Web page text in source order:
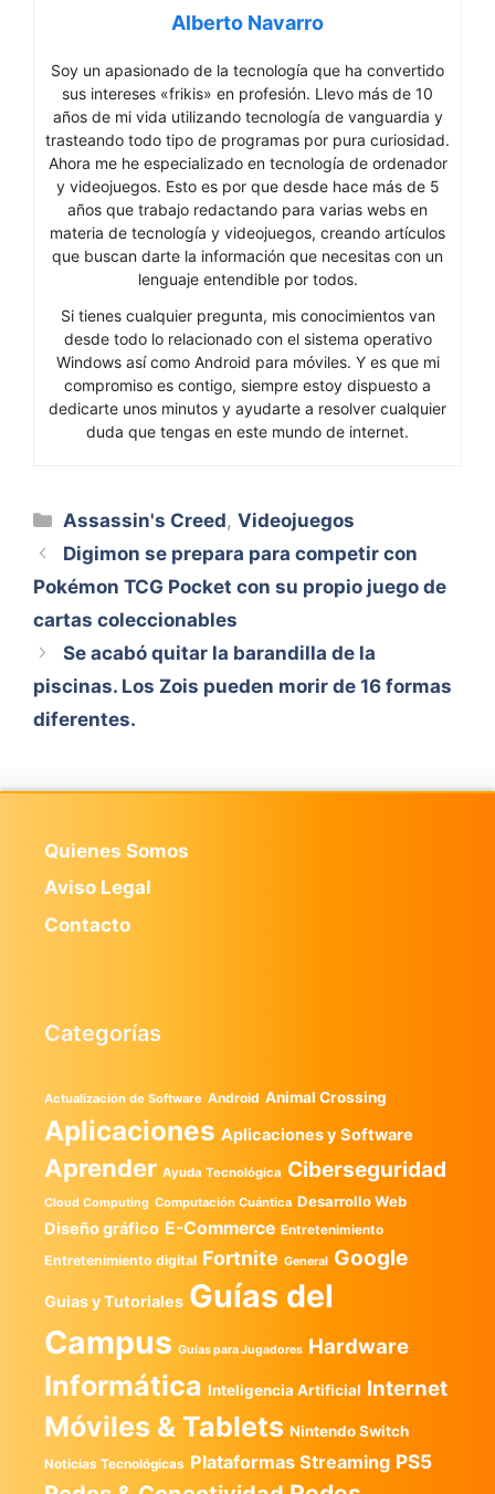
Alberto Navarro
Soy un apasionado de la tecnología que ha convertido
sus intereses «frikis» en profesión. Llevo más de 10
años de mi vida utilizando tecnología de vanguardia y
trasteando todo tipo de programas por pura curiosidad.
Ahora me he especializado en tecnología de ordenador
y videojuegos. Esto es por que desde hace más de 5
años que trabajo redactando para varias webs en
materia de tecnología y videojuegos, creando artículos
que buscan darte la información que necesitas con un
lenguaje entendible por todos.
Si tienes cualquier pregunta, mis conocimientos van
desde todo lo relacionado con el sistema operativo
Windows así como Android para móviles. Y es que mi
compromiso es contigo, siempre estoy dispuesto a
dedicarte unos minutos y ayudarte a resolver cualquier
duda que tengas en este mundo de internet.
Categorías
Assassin's Creed,Videojuegos
Digimon se prepara para competir con
Pokémon TCG Pocket con su propio juego de
cartas coleccionables
Se acabó quitar la barandilla de la
piscinas. Los Zois pueden morir de 16 formas
diferentes.
Quienes Somos
Aviso Legal
Contacto
Categorías
Actualización de Software Android Animal Crossing
Aplicaciones Aplicaciones y Software
Aprender Ayuda Tecnológica Ciberseguridad
Cloud Computing Computación Cuántica Desarrollo Web
Diseño gráfico E-Commerce Entretenimiento
Entretenimiento digital Fortnite General Google
Guias y Tutoriales Guías del
Campus Guías para Jugadores Hardware
Informática Inteligencia Artificial Internet
Móviles & Tablets Nintendo Switch
Noticias Tecnológicas Plataformas Streaming PS5